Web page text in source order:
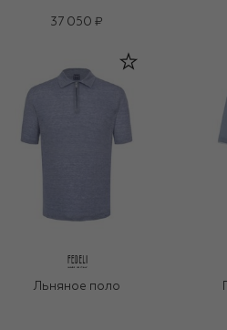
37 050 ₽
Льняное поло